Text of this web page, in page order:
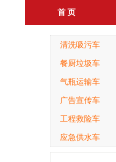
首 页
清洗吸污车
餐厨垃圾车
气瓶运输车
广告宣传车
工程救险车
应急供水车